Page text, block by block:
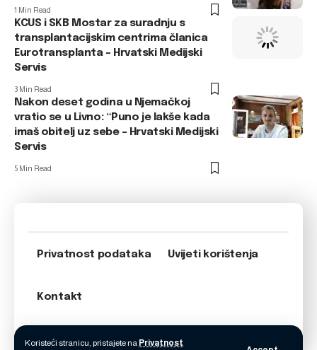
Koristeći stranicu, pristajete na Privatnost
1 Min Read
KCUS i SKB Mostar za suradnju s
transplantacijskim centrima članica
Eurotransplanta – Hrvatski Medijski
Servis
3 Min Read
Nakon deset godina u Njemačkoj
vratio se u Livno: “Puno je lakše kada
imaš obitelj uz sebe – Hrvatski Medijski
Servis
5 Min Read
Privatnost podataka Uvijeti korištenja
Kontakt